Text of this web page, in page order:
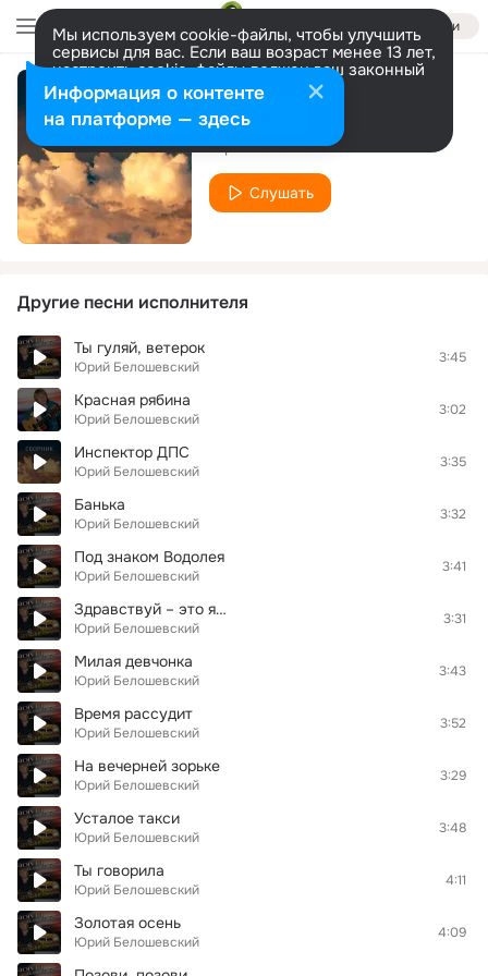
Войти
Мы используем cookie-файлы, чтобы улучшить
сервисы для вас. Если ваш возраст менее 13 лет,
настроить cookie-файлы должен ваш законный
представитель. Больше информации
Разрешить все Настроить
Старый друг
Юрий Белошевский
Слушать
Другие песни исполнителя
Ты гуляй, ветерок
Юрий Белошевский
3:45
Красная рябина
Юрий Белошевский
3:02
Инспектор ДПС
Юрий Белошевский
3:35
Банька
Юрий Белошевский
3:32
Под знаком Водолея
Юрий Белошевский
3:41
Здравствуй – это я…
Юрий Белошевский
3:31
Милая девчонка
Юрий Белошевский
3:43
Время рассудит
Юрий Белошевский
3:52
На вечерней зорьке
Юрий Белошевский
3:29
Усталое такси
Юрий Белошевский
3:48
Ты говорила
Юрий Белошевский
4:11
Золотая осень
Юрий Белошевский
4:09
Информация о контенте
на платформе — здесь